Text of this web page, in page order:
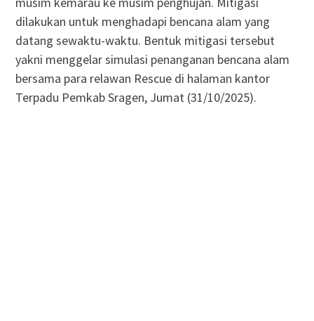
dilakukan untuk menghadapi bencana alam yang
datang sewaktu-waktu. Bentuk mitigasi tersebut
yakni menggelar simulasi penanganan bencana alam
bersama para relawan Rescue di halaman kantor
Terpadu Pemkab Sragen, Jumat (31/10/2025).